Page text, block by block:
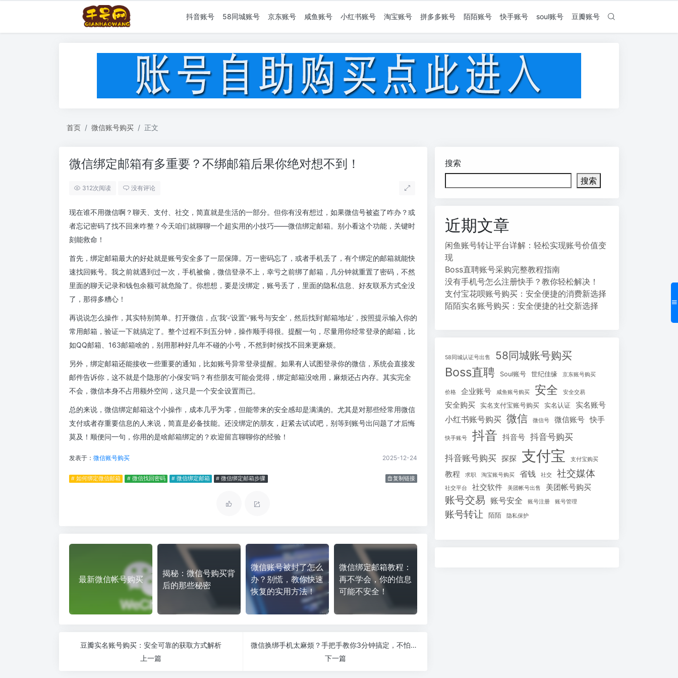
抖音账号 58同城账号 京东账号 咸鱼账号 小红书账号 淘宝账号 拼多多账号 陌陌账号 快手账号 soul账号 豆瓣账号
首页 微信账号购买 正文
微信绑定邮箱有多重要？不绑邮箱后果你绝对想不到！
312次阅读 没有评论
现在谁不用微信啊？聊天、支付、社交，简直就是生活的一部分。但你有没有想过，如果微信号被盗了咋办？或
者忘记密码了找不回来咋整？今天咱们就聊聊一个超实用的小技巧——微信绑定邮箱。别小看这个功能，关键时
刻能救命！
首先，绑定邮箱最大的好处就是账号安全多了一层保障。万一密码忘了，或者手机丢了，有个绑定的邮箱就能快
速找回账号。我之前就遇到过一次，手机被偷，微信登录不上，幸亏之前绑了邮箱，几分钟就重置了密码，不然
里面的聊天记录和钱包余额可就危险了。你想想，要是没绑定，账号丢了，里面的隐私信息、好友联系方式全没
了，那得多糟心！
再说说怎么操作，其实特别简单。打开微信，点‘我’-‘设置’-‘账号与安全’，然后找到‘邮箱地址’，按照提示输入你的
常用邮箱，验证一下就搞定了。整个过程不到五分钟，操作顺手得很。提醒一句，尽量用你经常登录的邮箱，比
如QQ邮箱、163邮箱啥的，别用那种好几年不碰的小号，不然到时候找不回来更麻烦。
另外，绑定邮箱还能接收一些重要的通知，比如账号异常登录提醒。如果有人试图登录你的微信，系统会直接发
邮件告诉你，这不就是个隐形的‘小保安’吗？有些朋友可能会觉得，绑定邮箱没啥用，麻烦还占内存。其实完全
不会，微信本身不占用额外空间，这只是一个安全设置而已。
总的来说，微信绑定邮箱这个小操作，成本几乎为零，但能带来的安全感却是满满的。尤其是对那些经常用微信
支付或者存重要信息的人来说，简直是必备技能。还没绑定的朋友，赶紧去试试吧，别等到账号出问题了才后悔
莫及！顺便问一句，你用的是啥邮箱绑定的？欢迎留言聊聊你的经验！
发表于： 微信账号购买 2025-12-24
# 如何绑定微信邮箱 # 微信找回密码 # 微信绑定邮箱 # 微信绑定邮箱步骤 复制链接
最新微信帐号购买
揭秘：微信号购买背
后的那些秘密
微信账号被封了怎么
办？别慌，教你快速
恢复的实用方法！
微信绑定邮箱教程：
再不学会，你的信息
可能不安全！
豆瓣实名账号购买：安全可靠的获取方式解析
上一篇
微信换绑手机太麻烦？手把手教你3分钟搞定，不怕丢号！
下一篇
搜索
搜索
近期文章
闲鱼账号转让平台详解：轻松实现账号价值变
现
Boss直聘账号采购完整教程指南
没有手机号怎么注册快手？教你轻松解决！
支付宝花呗账号购买：安全便捷的消费新选择
陌陌实名账号购买：安全便捷的社交新选择
58同城认证号出售 58同城账号购买
Boss直聘 Soul账号 世纪佳缘 京东账号购买
价格 企业账号 咸鱼账号购买 安全 安全交易
安全购买 实名支付宝账号购买 实名认证 实名账号
小红书账号购买 微信 微信号 微信账号 快手
快手账号 抖音 抖音号 抖音号购买
抖音账号购买 探探 支付宝 支付宝购买
教程 求职 淘宝账号购买 省钱 社交 社交媒体
社交平台 社交软件 美团帐号出售 美团帐号购买
账号交易 账号安全 账号注册 账号管理
账号转让 陌陌 隐私保护